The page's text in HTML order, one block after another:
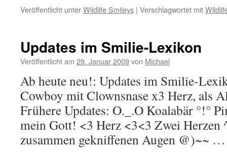
Veröffentlicht unterWildlife Smileys | Verschlagwortet mit
Updates im Smilie-Lexikon
Veröffentlicht am 29. Januar 2009von Michael
Ab heute neu!: Updates im Smilie-
Cowboy mit Clownsnase x3 Herz, als
Frühere Updates: O._.O Koalabär °!°
mein Gott! <3 Herz <3<3 Zwei Herzen
zusammen gekniffenen Augen @)~~